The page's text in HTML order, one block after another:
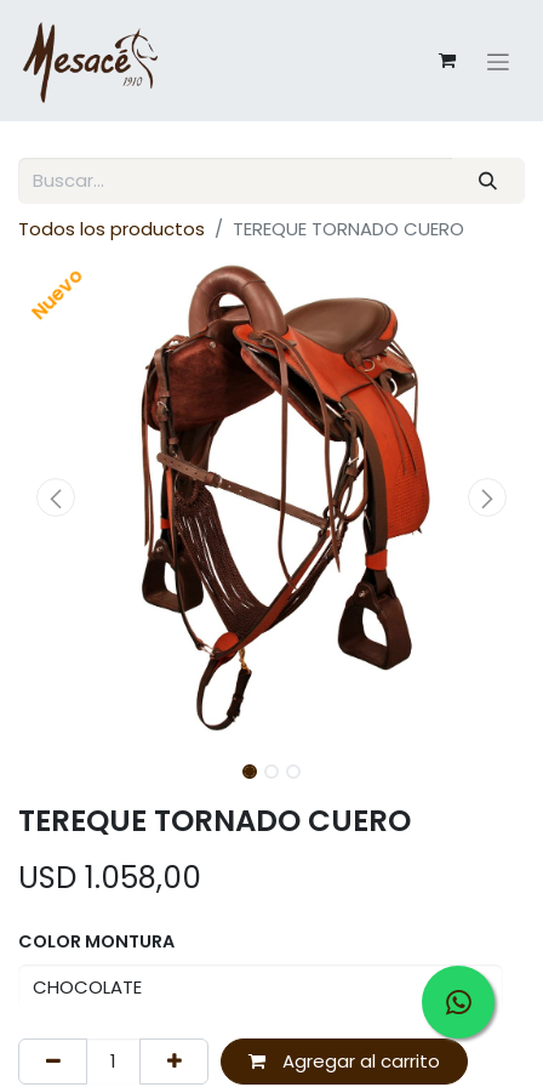
Todos los productos TEREQUE TORNADO CUERO
Nuevo
TEREQUE TORNADO CUERO
USD 1.058,00
COLOR MONTURA
Agregar al carrito